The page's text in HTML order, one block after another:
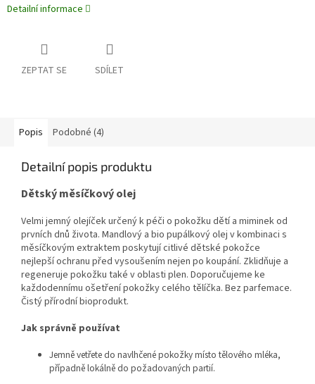
Detailní informace
ZEPTAT SE SDÍLET
Popis Podobné (4)
Detailní popis produktu
Dětský měsíčkový olej
Velmi jemný olejíček určený k péči o pokožku dětí a miminek od
prvních dnů života. Mandlový a bio pupálkový olej v kombinaci s
měsíčkovým extraktem poskytují citlivé dětské pokožce
nejlepší ochranu před vysoušením nejen po koupání. Zklidňuje a
regeneruje pokožku také v oblasti plen. Doporučujeme ke
každodennímu ošetření pokožky celého tělíčka. Bez parfemace.
Čistý přírodní bioprodukt.
Jak správně používat
Jemně vetřete do navlhčené pokožky místo tělového mléka,
případně lokálně do požadovaných partií.